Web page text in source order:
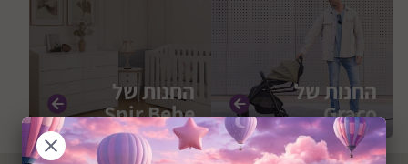
החנות של
Graco
החנות של
Snir Bebe